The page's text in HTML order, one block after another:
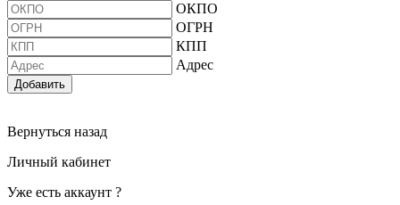
ОКПО
ОГРН
КПП
Адрес
Добавить
Вернуться назад
Личный кабинет
Уже есть аккаунт ?